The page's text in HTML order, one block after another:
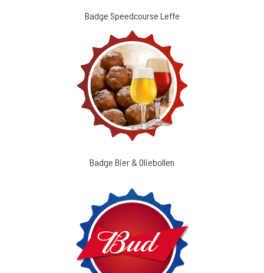
Badge Speedcourse Leffe
Badge Bier & Oliebollen